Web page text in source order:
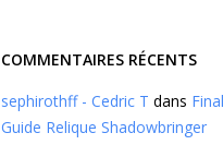
COMMENTAIRES RÉCENTS
sephirothff - Cedric T dans
Guide Relique Shadowbringer